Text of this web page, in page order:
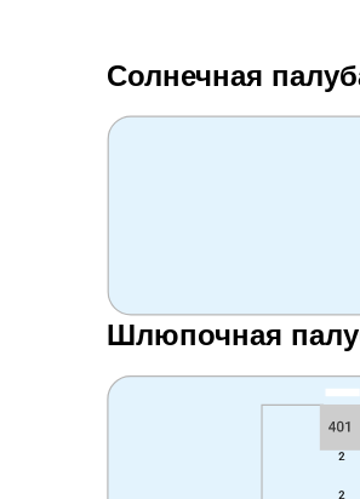
Солнечная
Шлюпочная